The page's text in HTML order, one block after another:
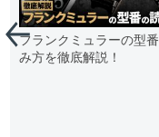
フランクミュラーの型
み方を徹底解説！